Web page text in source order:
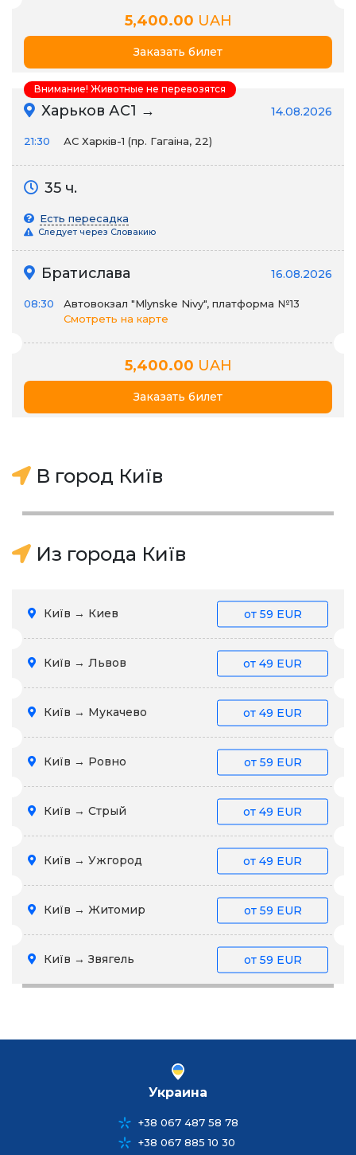
5,400.00 UAH
Заказать билет
Харьков АС1 → 14.08.2026
21:30 АС Харків-1 (пр. Гагаіна, 22)
35 ч.
Есть пересадка
Следует через Словакию
Братислава 16.08.2026
08:30
Автовокзал "Mlynske Nivy", платформа №13
Смотреть на карте
5,400.00 UAH
Заказать билет
Внимание! Животные не перевозятся
В город Київ
Из города Київ
Київ → Киев от 59 EUR
Київ → Львов от 49 EUR
Київ → Мукачево от 49 EUR
Київ → Ровно от 59 EUR
Київ → Стрый от 49 EUR
Київ → Ужгород от 49 EUR
Київ → Житомир от 59 EUR
Київ → Звягель от 59 EUR
Украина
+38 067 487 58 78
+38 067 885 10 30